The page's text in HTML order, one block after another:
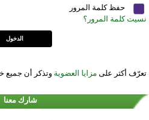
حفظ كلمة المرور
نسيت كلمة المرور؟
تعرّف أكثر على مزايا العضوية وتذكر أن جميع
شارك معنا